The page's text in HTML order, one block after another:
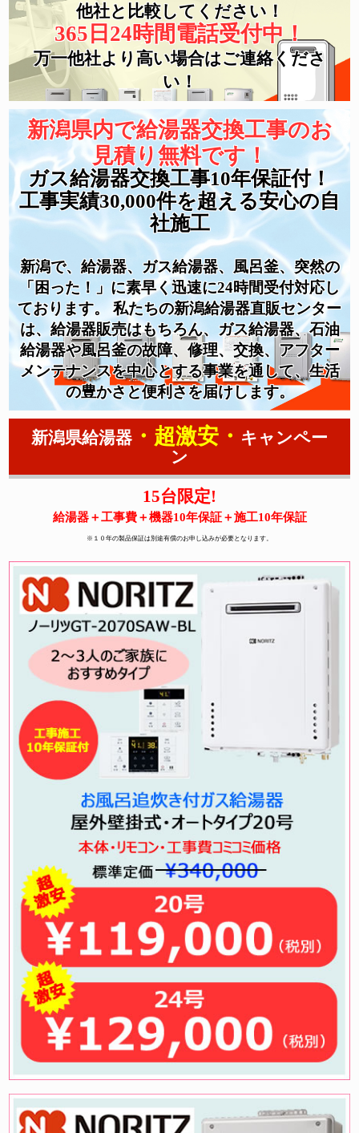
他社と比較してください！
365日24時間電話受付中！
万一他社より高い場合はご連絡くださ
い！
新潟県内で給湯器交換工事のお
見積り無料です！
ガス給湯器交換工事10年保証付！
工事実績30,000件を超える安心の自
社施工
新潟で、給湯器、ガス給湯器、風呂釜、突然の
「困った！」に素早く迅速に24時間受付対応し
ております。 私たちの新潟給湯器直販センター
は、給湯器販売はもちろん、ガス給湯器、石油
給湯器や風呂釜の故障、修理、交換、アフター
メンテナンスを中心とする事業を通して、生活
の豊かさと便利さを届けします。
新潟県給湯器 ・超激安・ キャンペー
ン
15台限定!
給湯器＋工事費＋機器10年保証＋施工10年保証
※１０年の製品保証は別途有償のお申し込みが必要となります。